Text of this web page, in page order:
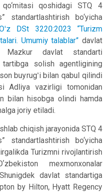
qoshidagi STQ 4
standartlashtirish bo‘yicha
DSt 3220:2023 “Turizm
Umumiy talablar” davlat
davlat standarti
solish agentligining
buyrugʻi bilan qabul qilindi
Adliya vazirligi tomonidan
bilan hisobga olindi hamda
joriy etiladi.
chiqish jarayonida STQ 4
standartlashtirish bo‘yicha
Turizmni rivojlantirish
mexmonxonalar
davlat standartiga
by Hilton, Hyatt Regency